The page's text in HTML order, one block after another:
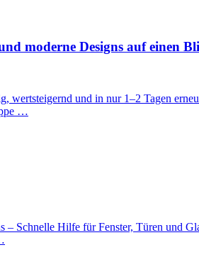
moderne Designs auf einen
wertsteigernd und in nur 1–2 Tagen
…
Schnelle Hilfe für Fenster, Türen und